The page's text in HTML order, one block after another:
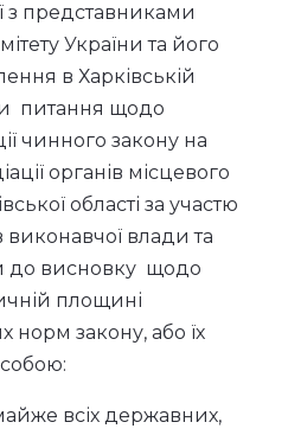
з представниками
України та його
в Харківській
питання щодо
чинного закону на
органів місцевого
області за участю
виконавчої влади та
до висновку щодо
площині
закону, або їх
всіх державних,